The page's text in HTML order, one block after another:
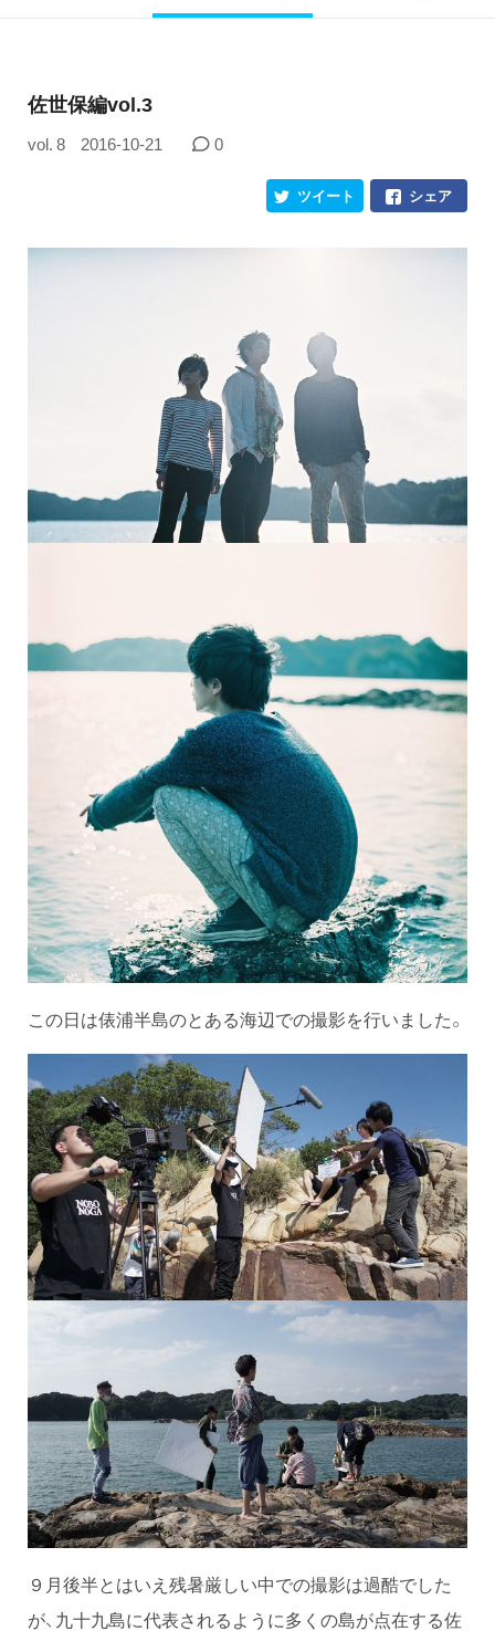
佐世保編vol.3
vol. 8 2016-10-21 0
シェア
ツイート
この日は俵浦半島のとある海辺での撮影を行いました。
９月後半とはいえ残暑厳しい中での撮影は過酷でした
が、九十九島に代表されるように多くの島が点在する佐